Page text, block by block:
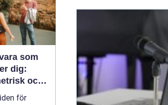
som
dig:
och
för
många att se över sin
telefoni, men
förändringen öppnar
också för smart...